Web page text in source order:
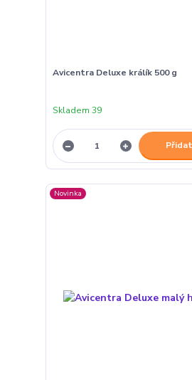
Avicentra Deluxe králík 500 g
Skladem 39
Novinka